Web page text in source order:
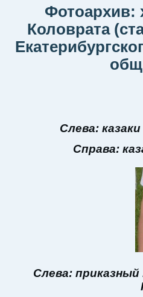
Фотоархив:
Коловрата
Слева:
Справа:
Слева: